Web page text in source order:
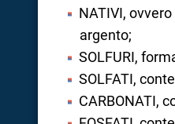
NATIVI,
argento;
SOLFURI,
SOLFATI,
CARBONATI,